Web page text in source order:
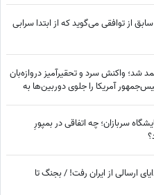
از توافقی می‌گوید که از ابتدا سرابی
شد؛ واکنش سرد و تحقیرآمیز دروازه‌بان
آمریکا را جلوی دوربین‌ها به
سربازان؛ چه اتفاقی در بمپورِ
ارسالی از ایران رفت! / بجنگ تا